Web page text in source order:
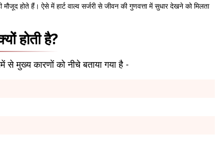
होते हैं। ऐसे में हार्ट वाल्व सर्जरी से जीवन की गुणवत्ता में सुधार देखने को मिलता
होती है?
से मुख्य कारणों को नीचे बताया गया है -